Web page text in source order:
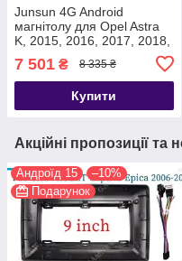
Junsun 4G Android
магнітолу для Opel Astra
K, 2015, 2016, 2017, 2018,
7 501 ₴ 8 335 ₴
Купити
Акційні пропозиції та
Андроїд 15
–10%
Подарунок